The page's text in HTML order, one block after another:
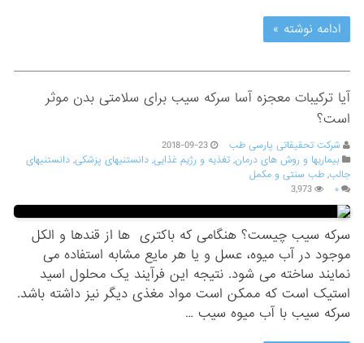
ادامه نوشته »
آیا ترکیبات معجزه آسا سرکه سیب برای سلامتی بدن موثر
است؟
شرکت تحقیقاتی پارسی طب
2018-09-23
بیماریها و روش های درمان,تغذیه و رژیم غذایی,دانستنیهای پزشکی,دانستنیهای
جالب,طب سنتی و مکمل
۰
3,973
سرکه سیب چیست؟ هنگامی که باکتری ها از قندها و الکل
موجود در آب میوه، عسل و یا هر مایع مشابه استفاده می
نمایند ساخته می شود. نتیجه این فرآیند یک محلول اسید
استیک است که ممکن است مواد مغذی دیگر نیز داشته باشد.
سرکه سیب با آب میوه سیب …